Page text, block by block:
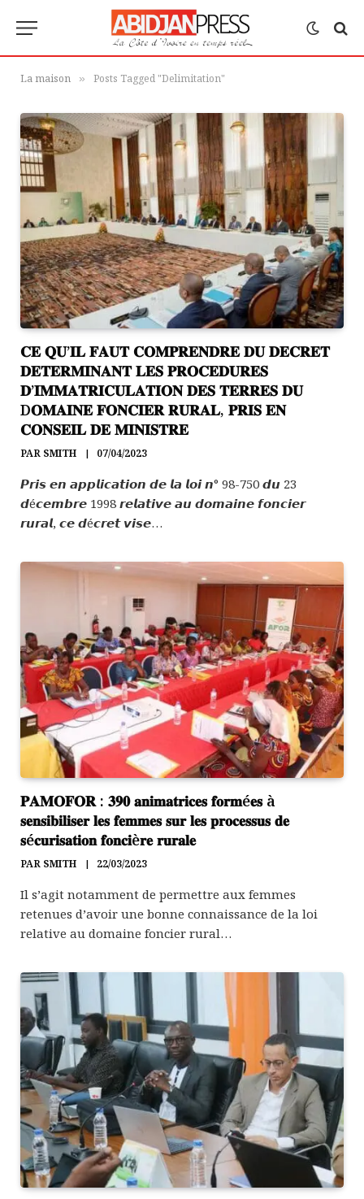
La maison » Posts Tagged "Delimitation"
𝐂𝐄 𝐐𝐔’𝐈𝐋 𝐅𝐀𝐔𝐓 𝐂𝐎𝐌𝐏𝐑𝐄𝐍𝐃𝐑𝐄 𝐃𝐔 𝐃𝐄𝐂𝐑𝐄𝐓
𝐃𝐄𝐓𝐄𝐑𝐌𝐈𝐍𝐀𝐍𝐓 𝐋𝐄𝐒 𝐏𝐑𝐎𝐂𝐄𝐃𝐔𝐑𝐄𝐒
𝐃’𝐈𝐌𝐌𝐀𝐓𝐑𝐈𝐂𝐔𝐋𝐀𝐓𝐈𝐎𝐍 𝐃𝐄𝐒 𝐓𝐄𝐑𝐑𝐄𝐒 𝐃𝐔
D𝐎𝐌𝐀𝐈𝐍𝐄 𝐅𝐎𝐍𝐂𝐈𝐄𝐑 𝐑𝐔𝐑𝐀𝐋, 𝐏𝐑𝐈𝐒 𝐄𝐍
𝐂𝐎𝐍𝐒𝐄𝐈𝐋 𝐃𝐄 𝐌𝐈𝐍𝐈𝐒𝐓𝐑𝐄
PAR SMITH 07/04/2023
𝙋𝙧𝙞𝙨 𝙚𝙣 𝙖𝙥𝙥𝙡𝙞𝙘𝙖𝙩𝙞𝙤𝙣 𝙙𝙚 𝙡𝙖 𝙡𝙤𝙞 𝙣° 98-750 𝙙𝙪 23
𝙙é𝙘𝙚𝙢𝙗𝙧𝙚 1998 𝙧𝙚𝙡𝙖𝙩𝙞𝙫𝙚 𝙖𝙪 𝙙𝙤𝙢𝙖𝙞𝙣𝙚 𝙛𝙤𝙣𝙘𝙞𝙚𝙧
𝙧𝙪𝙧𝙖𝙡, 𝙘𝙚 𝙙é𝙘𝙧𝙚𝙩 𝙫𝙞𝙨𝙚…
𝐏𝐀𝐌𝐎𝐅𝐎𝐑 : 𝟑𝟗𝟎 𝐚𝐧𝐢𝐦𝐚𝐭𝐫𝐢𝐜𝐞𝐬 𝐟𝐨𝐫𝐦é𝐞𝐬 à
𝐬𝐞𝐧𝐬𝐢𝐛𝐢𝐥𝐢𝐬𝐞𝐫 𝐥𝐞𝐬 𝐟𝐞𝐦𝐦𝐞𝐬 𝐬𝐮𝐫 𝐥𝐞𝐬 𝐩𝐫𝐨𝐜𝐞𝐬𝐬𝐮𝐬 𝐝𝐞
𝐬é𝐜𝐮𝐫𝐢𝐬𝐚𝐭𝐢𝐨𝐧 𝐟𝐨𝐧𝐜𝐢è𝐫𝐞 𝐫𝐮𝐫𝐚𝐥𝐞
PAR SMITH 22/03/2023
Il s’agit notamment de permettre aux femmes
retenues d’avoir une bonne connaissance de la loi
relative au domaine foncier rural…